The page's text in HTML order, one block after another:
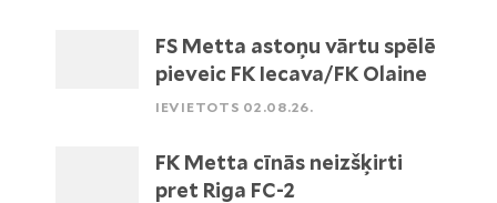
FS Metta astoņu vārtu spēlē
pieveic FK Iecava/FK Olaine
IEVIETOTS 02.08.26.
FK Metta cīnās neizšķirti
pret Riga FC-2